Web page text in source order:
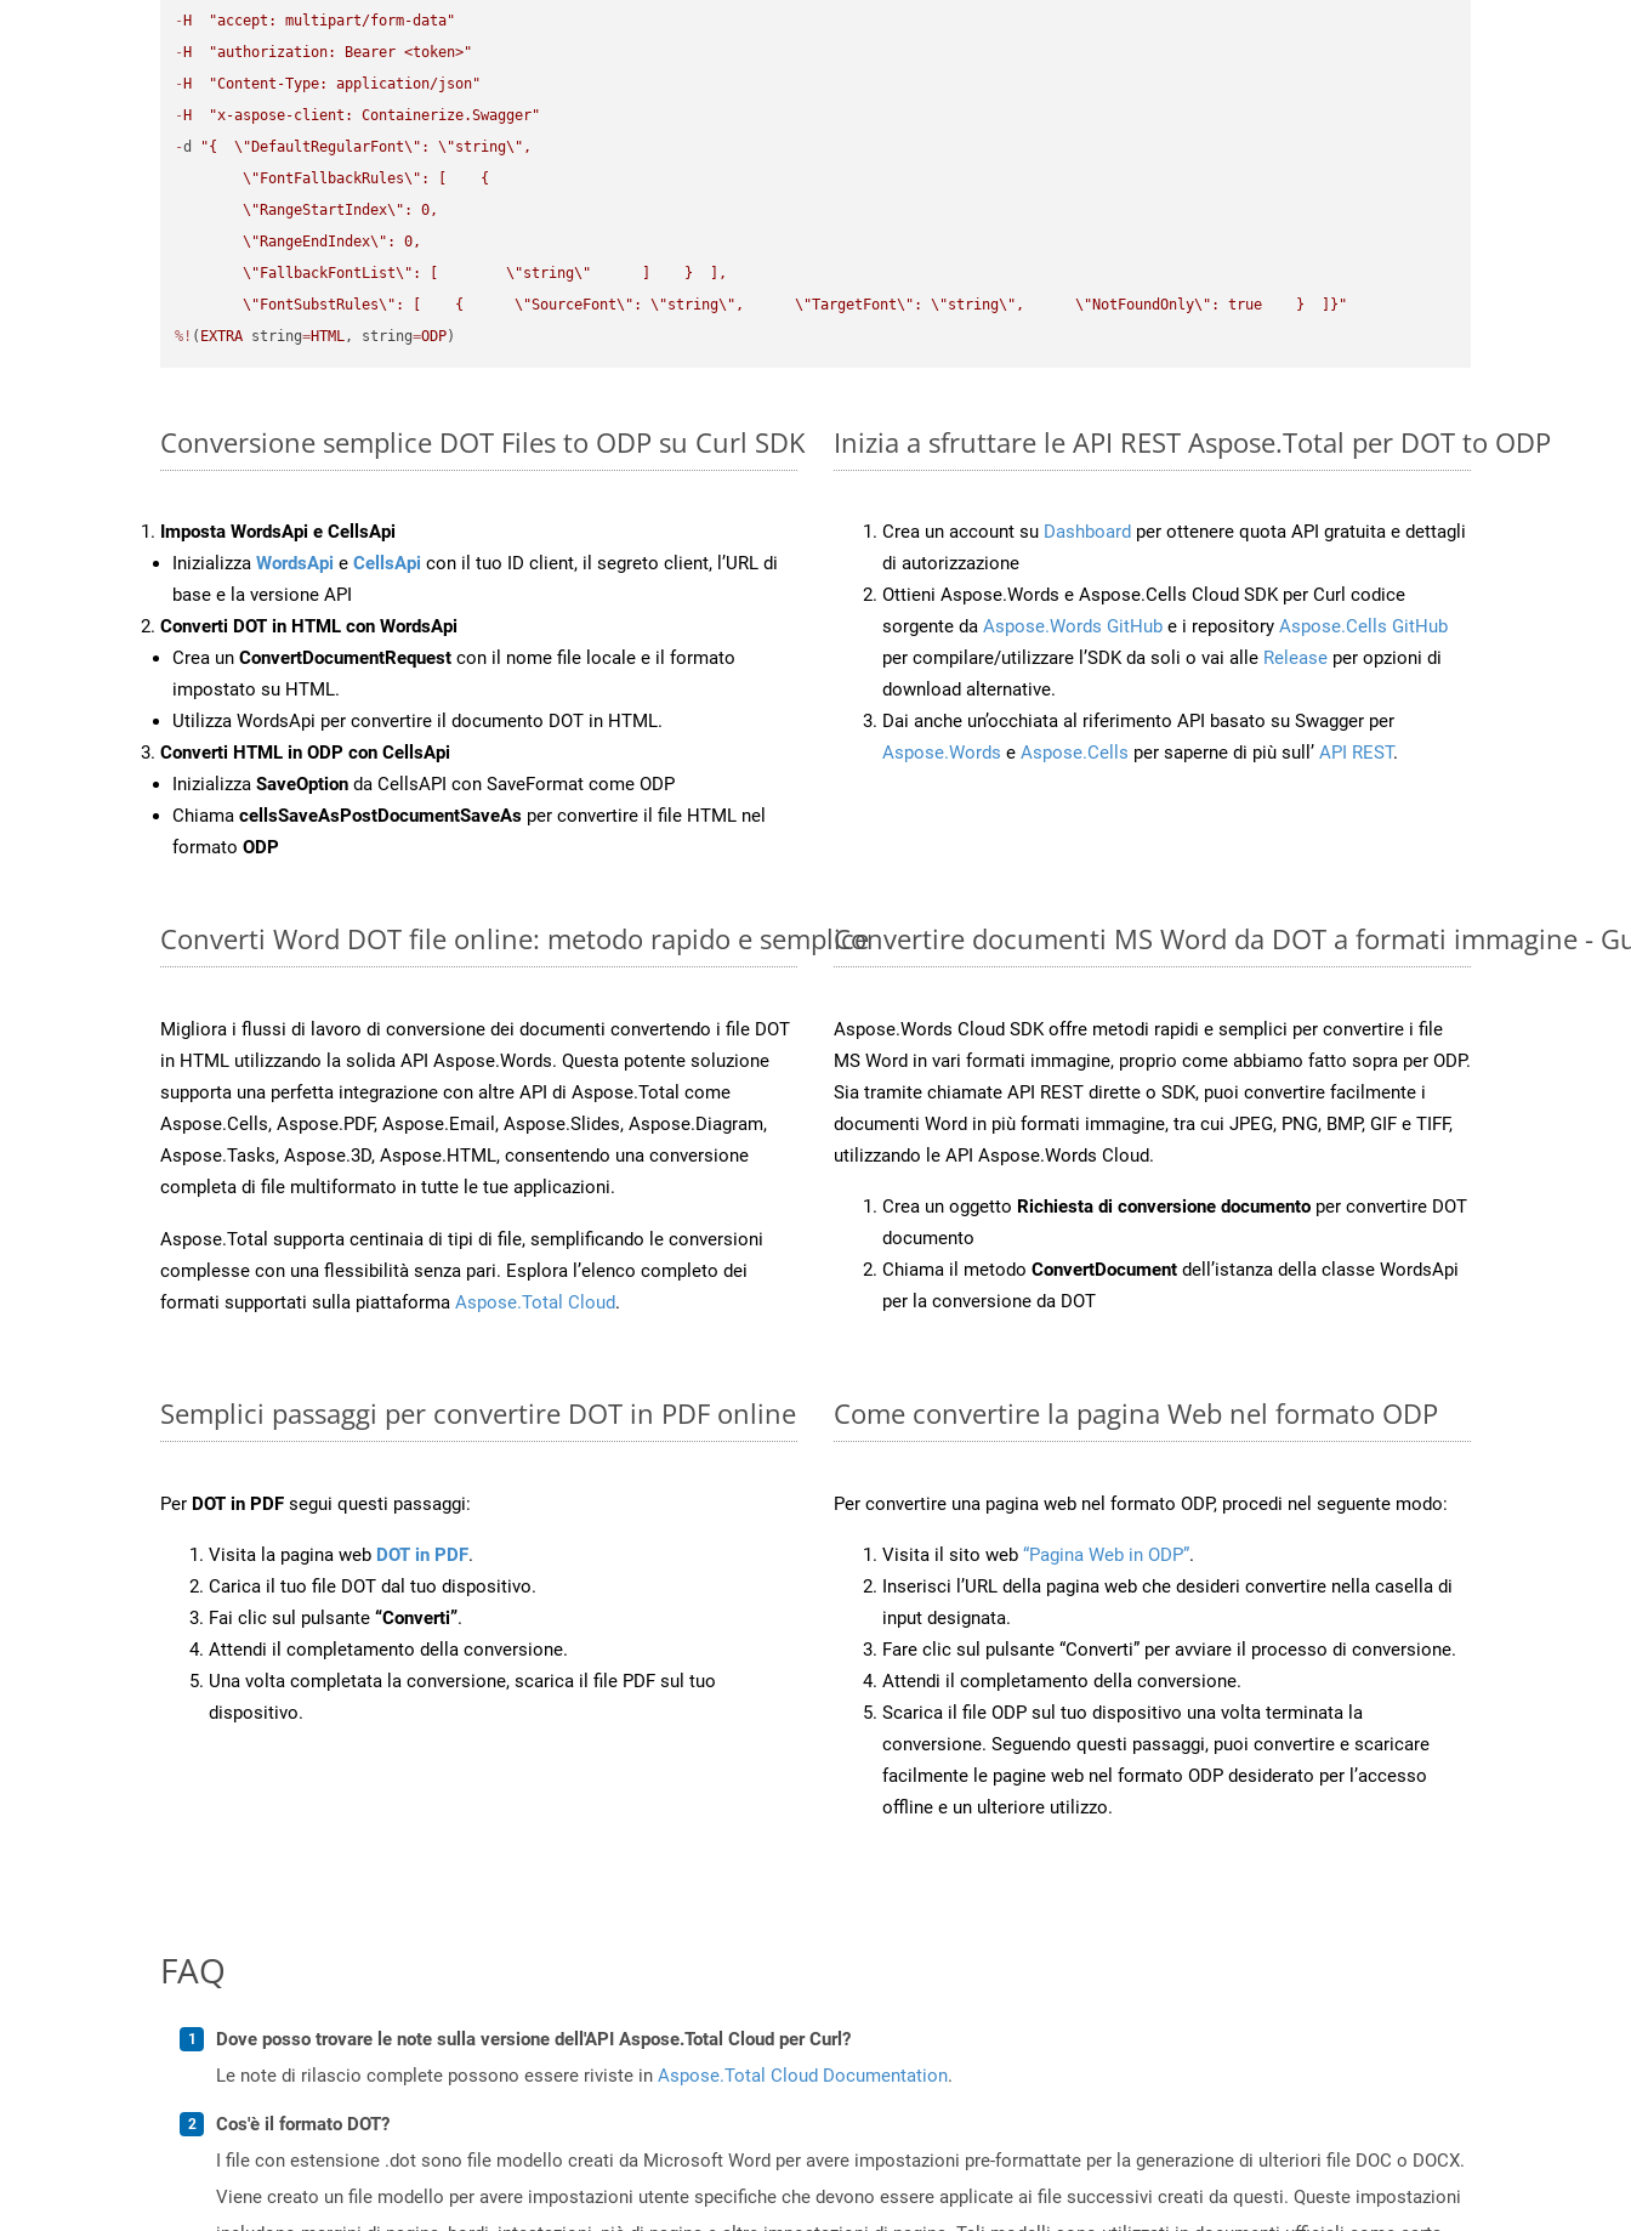
- H
"accept: multipart/form-data"
- H
"authorization: Bearer <token>"
- H
"Content-Type: application/json"
- H
"x-aspose-client: Containerize.Swagger"
-d "{ \" DefaultRegularFont\" : \"string\" ,
\" FontFallbackRules\" : [    {
\" RangeStartIndex\" : 0,
\" RangeEndIndex\" : 0,
\" FallbackFontList\" : [ \"string\"
      ]    }  ],
\" FontSubstRules\" : [    { \"SourceFont\" : \"string\" , \"TargetFont\" : \"string\" , \" NotFoundOnly\" : true    }  ]}"
%! ( EXTRA string=HTML, string=ODP)
Conversione semplice DOT Files to ODP su Curl SDK
Imposta WordsApi e CellsApi
Inizializza WordsApi e CellsApi con il tuo ID client, il segreto client, l’URL di
base e la versione API
Converti DOT in HTML con WordsApi
Crea un ConvertDocumentRequest con il nome file locale e il formato
impostato su HTML.
Utilizza WordsApi per convertire il documento DOT in HTML.
Converti HTML in ODP con CellsApi
Inizializza SaveOption da CellsAPI con SaveFormat come ODP
Chiama cellsSaveAsPostDocumentSaveAs per convertire il file HTML nel
formato ODP
Inizia a sfruttare le API REST Aspose.Total per DOT to ODP
Crea un account su Dashboard per ottenere quota API gratuita e dettagli
di autorizzazione
Ottieni Aspose.Words e Aspose.Cells Cloud SDK per Curl codice
sorgente da Aspose.Words GitHub e i repository Aspose.Cells GitHub
per compilare/utilizzare l’SDK da soli o vai alle Release per opzioni di
download alternative.
Dai anche un’occhiata al riferimento API basato su Swagger per
Aspose.Words e Aspose.Cells per saperne di più sull’ API REST.
Converti Word DOT file online: metodo rapido e semplice
Migliora i flussi di lavoro di conversione dei documenti convertendo i file DOT
in HTML utilizzando la solida API Aspose.Words. Questa potente soluzione
supporta una perfetta integrazione con altre API di Aspose.Total come
Aspose.Cells, Aspose.PDF, Aspose.Email, Aspose.Slides, Aspose.Diagram,
Aspose.Tasks, Aspose.3D, Aspose.HTML, consentendo una conversione
completa di file multiformato in tutte le tue applicazioni.
Aspose.Total supporta centinaia di tipi di file, semplificando le conversioni
complesse con una flessibilità senza pari. Esplora l’elenco completo dei
formati supportati sulla piattaforma Aspose.Total Cloud.
Convertire documenti MS Word da DOT a formati immagine -
Aspose.Words Cloud SDK offre metodi rapidi e semplici per convertire i file
MS Word in vari formati immagine, proprio come abbiamo fatto sopra per ODP.
Sia tramite chiamate API REST dirette o SDK, puoi convertire facilmente i
documenti Word in più formati immagine, tra cui JPEG, PNG, BMP, GIF e TIFF,
utilizzando le API Aspose.Words Cloud.
Crea un oggetto Richiesta di conversione documento per convertire DOT
documento
Chiama il metodo ConvertDocument dell’istanza della classe WordsApi
per la conversione da DOT
Semplici passaggi per convertire DOT in PDF online
Per DOT in PDF segui questi passaggi:
Visita la pagina web DOT in PDF.
Carica il tuo file DOT dal tuo dispositivo.
Fai clic sul pulsante “Converti”.
Attendi il completamento della conversione.
Una volta completata la conversione, scarica il file PDF sul tuo
dispositivo.
Come convertire la pagina Web nel formato ODP
Per convertire una pagina web nel formato ODP, procedi nel seguente modo:
Visita il sito web “Pagina Web in ODP”.
Inserisci l’URL della pagina web che desideri convertire nella casella di
input designata.
Fare clic sul pulsante “Converti” per avviare il processo di conversione.
Attendi il completamento della conversione.
Scarica il file ODP sul tuo dispositivo una volta terminata la
conversione. Seguendo questi passaggi, puoi convertire e scaricare
facilmente le pagine web nel formato ODP desiderato per l’accesso
offline e un ulteriore utilizzo.
FAQ
Dove posso trovare le note sulla versione dell'API Aspose.Total Cloud per Curl?
Le note di rilascio complete possono essere riviste in Aspose.Total Cloud Documentation.
Cos'è il formato DOT?
I file con estensione .dot sono file modello creati da Microsoft Word per avere impostazioni pre-formattate per la generazione di ulteriori file DOC o DOCX.
Viene creato un file modello per avere impostazioni utente specifiche che devono essere applicate ai file successivi creati da questi. Queste impostazioni